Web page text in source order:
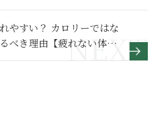
やすい？ カロリーではな
べき理由【疲れない体を